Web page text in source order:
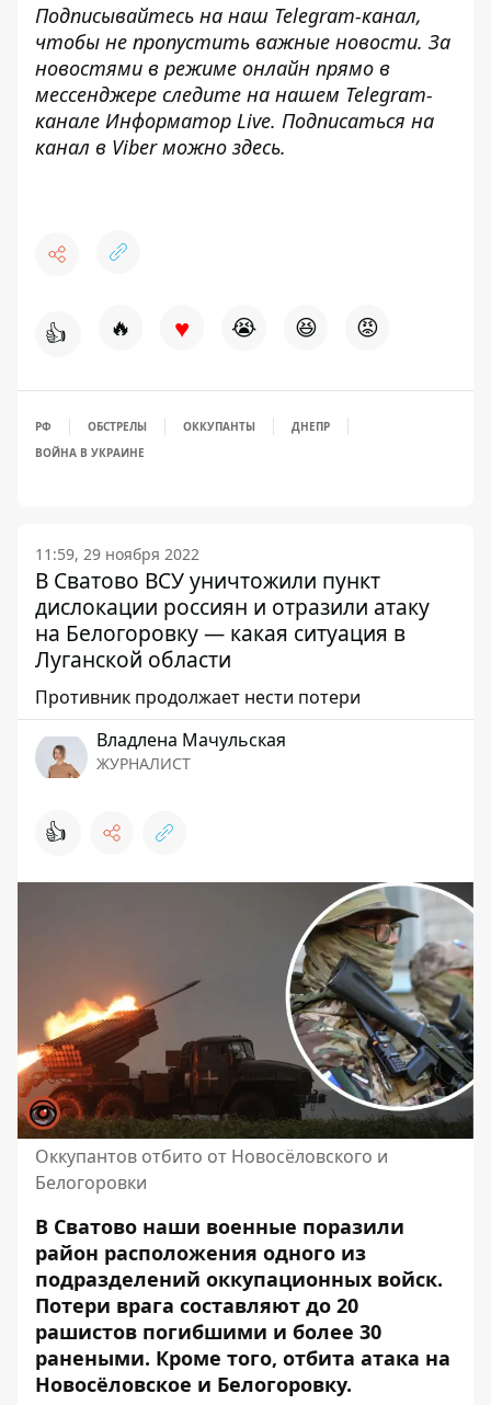
Подписывайтесь на наш Telegram-канал,
чтобы не пропустить важные новости. За
новостями в режиме онлайн прямо в
мессенджере следите на нашем Telegram-
канале Информатор Live. Подписаться на
канал в Viber можно здесь.
👍 🔥 ♥ 😭 😆 😡
РФ ОБСТРЕЛЫ ОККУПАНТЫ
ДНЕПР
ВОЙНА В УКРАИНЕ
11:59, 29 ноября 2022
В Сватово ВСУ уничтожили пункт
дислокации россиян и отразили атаку
на Белогоровку — какая ситуация в
Луганской области
Противник продолжает нести потери
Владлена Мачульская
ЖУРНАЛИСТ
👍
Оккупантов отбито от Новосёловского и
Белогоровки
В Сватово наши военные поразили
район расположения одного из
подразделений оккупационных войск.
Потери врага составляют до 20
рашистов погибшими и более 30
ранеными. Кроме того, отбита атака на
Новосёловское и Белогоровку.